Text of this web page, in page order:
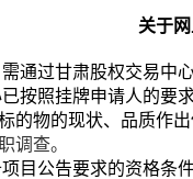
关于
通过甘肃股权交易中
已按照挂牌申请人的要
的物的现状、品质作
调查。
目公告要求的资格条